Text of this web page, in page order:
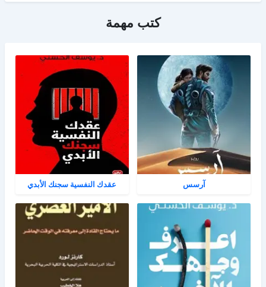
كتب مهمة
آرسس عقدك النفسية سجنك الأبدي